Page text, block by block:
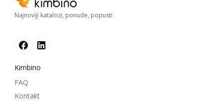
Najnoviji katalozi, ponude, popusti
Kimbino
FAQ
Kontakt